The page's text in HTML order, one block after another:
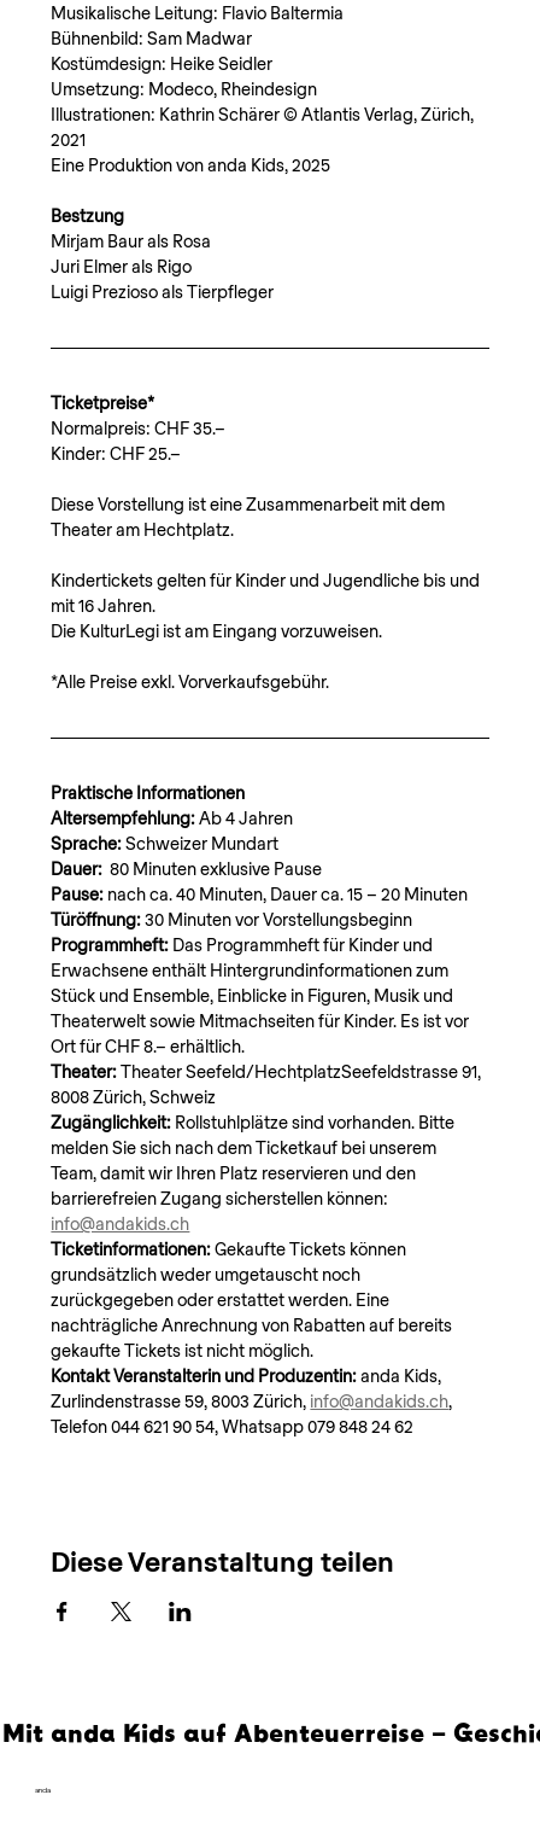
Musikalische Leitung: Flavio Baltermia
Bühnenbild: Sam Madwar
Kostümdesign: Heike Seidler
Umsetzung: Modeco, Rheindesign
Illustrationen: Kathrin Schärer © Atlantis Verlag, Zürich,
2021
Eine Produktion von anda Kids, 2025
Bestzung
Mirjam Baur als Rosa
Juri Elmer als Rigo
Luigi Prezioso als Tierpfleger
Ticketpreise*
Normalpreis: CHF 35.–
Kinder: CHF 25.–
Diese Vorstellung ist eine Zusammenarbeit mit dem
Theater am Hechtplatz.
Kindertickets gelten für Kinder und Jugendliche bis und
mit 16 Jahren.
Die KulturLegi ist am Eingang vorzuweisen.
*Alle Preise exkl. Vorverkaufsgebühr.
Praktische Informationen
Altersempfehlung: Ab 4 Jahren
Sprache: Schweizer Mundart
Dauer: 80 Minuten exklusive Pause
Pause: nach ca. 40 Minuten, Dauer ca. 15 – 20 Minuten
Türöffnung: 30 Minuten vor Vorstellungsbeginn
Programmheft: Das Programmheft für Kinder und
Erwachsene enthält Hintergrundinformationen zum
Stück und Ensemble, Einblicke in Figuren, Musik und
Theaterwelt sowie Mitmachseiten für Kinder. Es ist vor
Ort für CHF 8.– erhältlich.
Theater: Theater Seefeld/HechtplatzSeefeldstrasse 91,
8008 Zürich, Schweiz
Zugänglichkeit: Rollstuhlplätze sind vorhanden. Bitte
melden Sie sich nach dem Ticketkauf bei unserem
Team, damit wir Ihren Platz reservieren und den
barrierefreien Zugang sicherstellen können:
info@andakids.ch
Ticketinformationen: Gekaufte Tickets können
grundsätzlich weder umgetauscht noch
zurückgegeben oder erstattet werden. Eine
nachträgliche Anrechnung von Rabatten auf bereits
gekaufte Tickets ist nicht möglich.
Kontakt Veranstalterin und Produzentin: anda Kids,
Zurlindenstrasse 59, 8003 Zürich, info@andakids.ch,
Telefon 044 621 90 54, Whatsapp 079 848 24 62
Diese Veranstaltung teilen
Mit anda Kids auf Abenteuerreise –
anda